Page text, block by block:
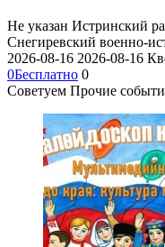
Не указан Истринский
Снегиревский военно-
2026-08-16 2026-08-16
0Бесплатно 0
Советуем Прочие